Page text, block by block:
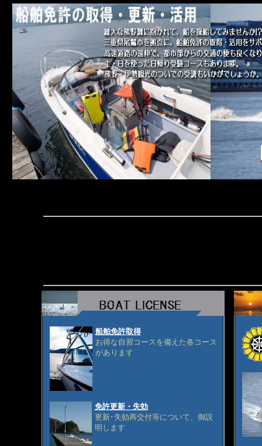
船舶免許取得
お得な自習コースを備えた各コース
があります
免許更新・失効
更新･失効再交付等について、御説
明します